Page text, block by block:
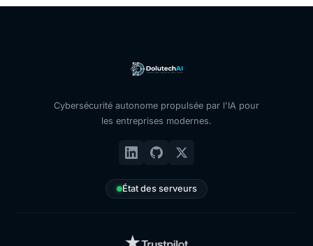
Cybersécurité autonome propulsée par l'IA pour
les entreprises modernes.
État des serveurs